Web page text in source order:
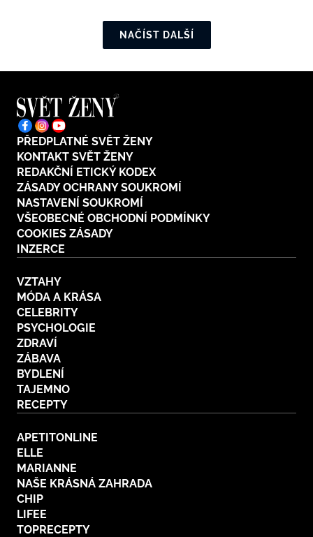
NAČÍST DALŠÍ
PŘEDPLATNÉ SVĚT ŽENY
KONTAKT SVĚT ŽENY
REDAKČNÍ ETICKÝ KODEX
ZÁSADY OCHRANY SOUKROMÍ
NASTAVENÍ SOUKROMÍ
VŠEOBECNÉ OBCHODNÍ PODMÍNKY
COOKIES ZÁSADY
INZERCE
VZTAHY
MÓDA A KRÁSA
CELEBRITY
PSYCHOLOGIE
ZDRAVÍ
ZÁBAVA
BYDLENÍ
TAJEMNO
RECEPTY
APETITONLINE
ELLE
MARIANNE
NAŠE KRÁSNÁ ZAHRADA
CHIP
LIFEE
TOPRECEPTY